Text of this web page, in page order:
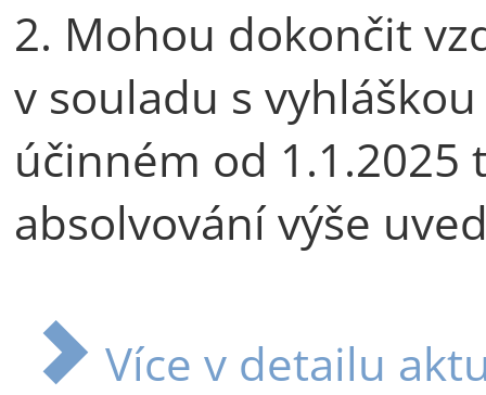
2. Mohou dokončit
v souladu s
účinném od
absolvování výše
Více v detailu